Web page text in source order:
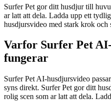
Surfer Pet gor ditt husdjur till
ar latt att dela. Ladda upp ett
husdjursvideo med stark krok och
Varfor Surfer Pet
fungerar
Surfer Pet AI-husdjursvideo
syns direkt. Surfer Pet gor ditt
rolig scen som ar latt att dela.